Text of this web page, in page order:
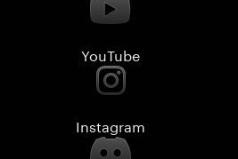
YouTube
Instagram